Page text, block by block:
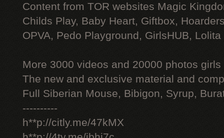
Content from TOR websites Magic
Childs Play, Baby Heart, Giftbox,
OPVA, Pedo Playground, GirlsHUB, Lolita
More 3000 videos and 20000 photos
The new and exclusive material and
Full Siberian Mouse, Bibigon, Syrup,
----------
h**p://citly.me/47kMX